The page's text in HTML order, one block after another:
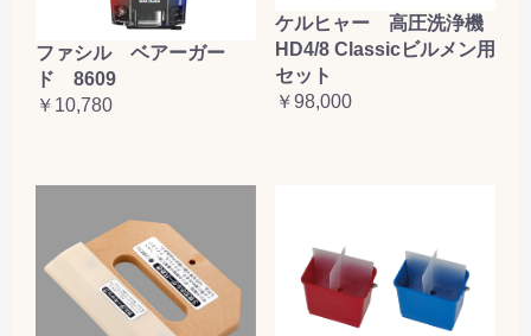
ファシル ベアーガー
ド 8609
￥10,780
ケルヒャー 高圧洗浄機
HD4/8 Classicビルメン用
セット
￥98,000